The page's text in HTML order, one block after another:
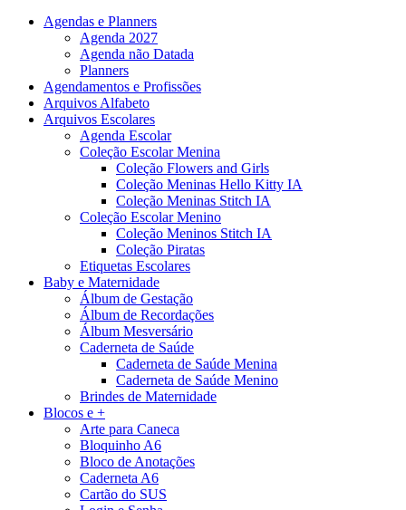
Agendas e Planners
Agenda 2027
Agenda não Datada
Planners
Agendamentos e Profissões
Arquivos Alfabeto
Arquivos Escolares
Agenda Escolar
Coleção Escolar Menina
Coleção Flowers and Girls
Coleção Meninas Hello Kitty IA
Coleção Meninas Stitch IA
Coleção Escolar Menino
Coleção Meninos Stitch IA
Coleção Piratas
Etiquetas Escolares
Baby e Maternidade
Álbum de Gestação
Álbum de Recordações
Álbum Mesversário
Caderneta de Saúde
Caderneta de Saúde Menina
Caderneta de Saúde Menino
Brindes de Maternidade
Blocos e +
Arte para Caneca
Bloquinho A6
Bloco de Anotações
Caderneta A6
Cartão do SUS